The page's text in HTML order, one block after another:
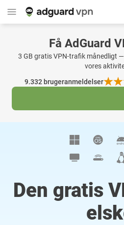
Få AdGuard
3 GB gratis VPN-trafik månedligt
vores
9.332 brugeranmeldelser
Den gratis